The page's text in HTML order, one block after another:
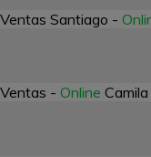
Ventas Santiago -
Ventas - Online